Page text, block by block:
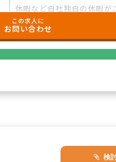
休暇など自社独自の休暇が
す。
この求人に
お問い合わせ
検